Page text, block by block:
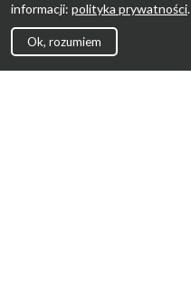
informacji: polityka prywatności.
Ok, rozumiem